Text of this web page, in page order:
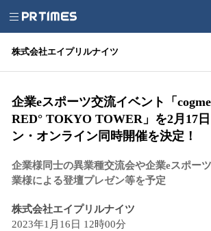
株式会社エイプリルナイツ
企業eスポーツ交流イベント「
RED° TOKYO TOWER」を2月17
ン・オンライン同時開催を決定！
企業様同士の異業種交流会や企業eスポー
業様による登壇プレゼン等を予定
株式会社エイプリルナイツ
2023年1月16日 12時00分